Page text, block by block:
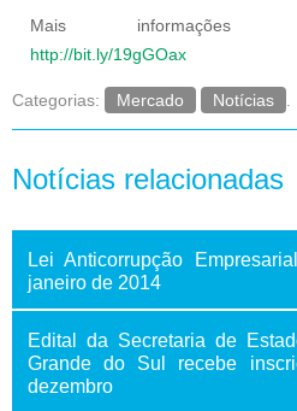
Mais informações
http://bit.ly/19gGOax
Categorias: Mercado Notícias
Notícias relacionadas
Lei Anticorrupção
janeiro de 2014
Edital da Secretaria de
Grande do Sul recebe
dezembro